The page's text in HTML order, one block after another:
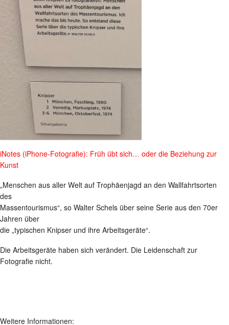
iNotes (iPhone-Fotografie): Früh übt sich… oder die Beziehung zur
Kunst
„Menschen aus aller Welt auf Trophäenjagd an den Wallfahrtsorten
des
Massentourismus“, so Walter Schels über seine Serie aus den 70er
Jahren über
die „typischen Knipser und ihre Arbeitsgeräte“.
Die Arbeitsgeräte haben sich verändert. Die Leidenschaft zur
Fotografie nicht.
Weitere Informationen: